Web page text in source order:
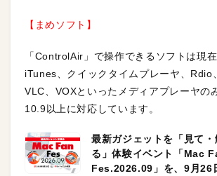
【まめソフト】
「ControlAir」で操作できるソフトは現在
iTunes、クイックタイムプレーヤ、Rdio
VLC、VOXといったメディアプレーヤの
10.9以上に対応しています。
最新ガジェットを「見て
る」体験イベント「Mac
Fes.2026.09」を、9月26